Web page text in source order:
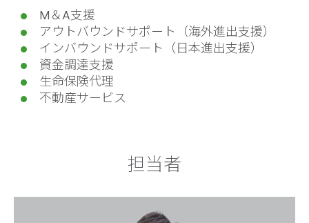
M＆A支援
アウトバウンドサポート（海外進出支援）
インバウンドサポート（日本進出支援）
資金調達支援
生命保険代理
不動産サービス
担当者